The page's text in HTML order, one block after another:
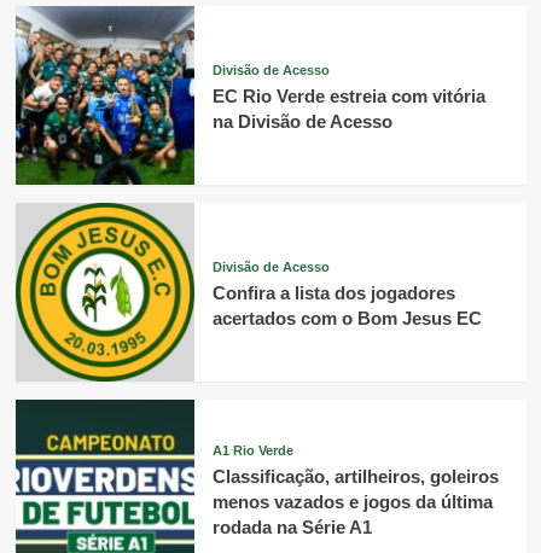
Divisão de Acesso
EC Rio Verde estreia com vitória
na Divisão de Acesso
Divisão de Acesso
Confira a lista dos jogadores
acertados com o Bom Jesus EC
A1 Rio Verde
Classificação, artilheiros, goleiros
menos vazados e jogos da última
rodada na Série A1